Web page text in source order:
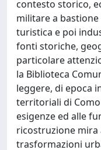
contesto storico,
militare a
turistica e poi
fonti storiche,
particolare
la Biblioteca
leggere, di epoca
territoriali di
esigenze ed alle
ricostruzione mira
trasformazioni